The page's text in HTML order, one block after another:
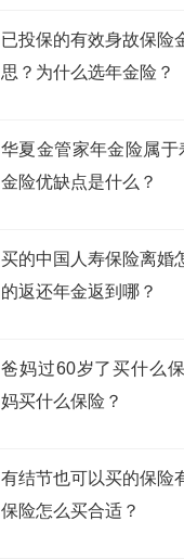
已投保的有效身故保险
思？为什么选年金险？
华夏金管家年金险属
金险优缺点是什么？
买的中国人寿保险离婚
的返还年金返到哪？
爸妈过60岁了买什么
妈买什么保险？
有结节也可以买的保险
保险怎么买合适？